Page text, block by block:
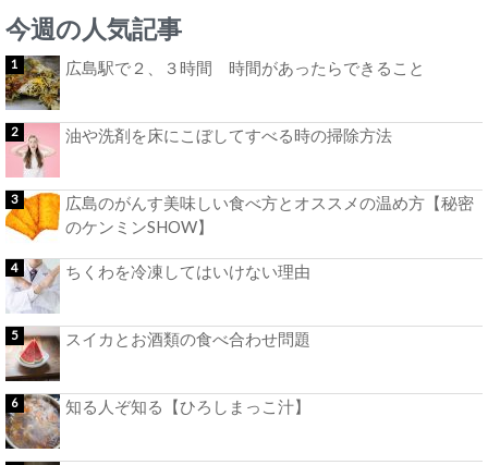
今週の人気記事
広島駅で２、３時間 時間があったらできること
油や洗剤を床にこぼしてすべる時の掃除方法
広島のがんす美味しい食べ方とオススメの温め方【秘密
のケンミンSHOW】
ちくわを冷凍してはいけない理由
スイカとお酒類の食べ合わせ問題
知る人ぞ知る【ひろしまっこ汁】